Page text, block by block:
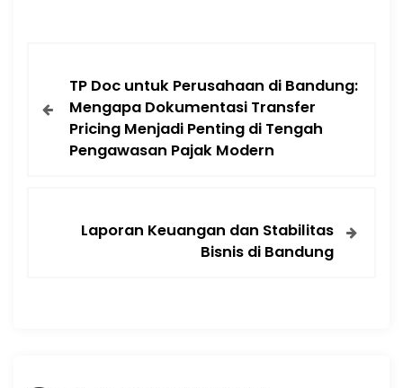
TP Doc untuk Perusahaan di Bandung:
Mengapa Dokumentasi Transfer
Pricing Menjadi Penting di Tengah
Pengawasan Pajak Modern
Laporan Keuangan dan Stabilitas
Bisnis di Bandung